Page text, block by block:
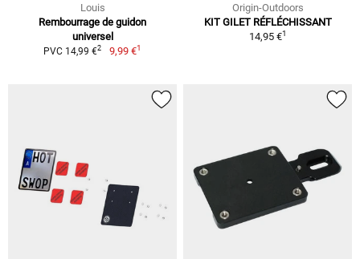
Louis
Rembourrage de guidon
universel
PVC 14,99 €2 9,99 €1
Origin-Outdoors
KIT GILET RÉFLÉCHISSANT
14,95 €1